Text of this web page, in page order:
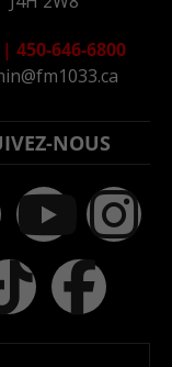
| 450-646-6800
NOUS